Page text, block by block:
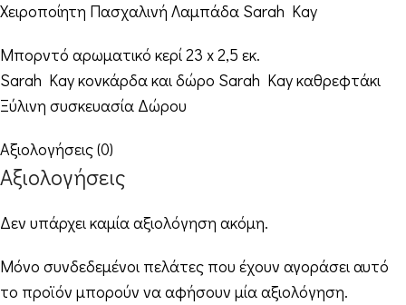
Χειροποίητη Πασχαλινή Λαμπάδα Sarah Kay
Μπορντό αρωματικό κερί 23 x 2,5 εκ.
Sarah Kay κονκάρδα και δώρο Sarah Kay καθρεφτάκι
Ξύλινη συσκευασία Δώρου
Αξιολογήσεις (0)
Αξιολογήσεις
Δεν υπάρχει καμία αξιολόγηση ακόμη.
Μόνο συνδεδεμένοι πελάτες που έχουν αγοράσει αυτό
το προϊόν μπορούν να αφήσουν μία αξιολόγηση.